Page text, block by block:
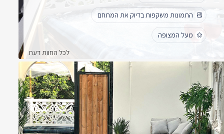
התמונות משקפות בדיוק את המתחם
מעל המצופה
לכל החוות דעת